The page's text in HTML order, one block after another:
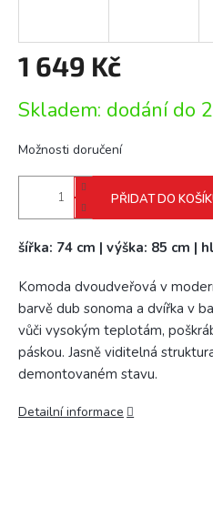
1 649 Kč
cena:
Skladem: dodání do
Možnosti doručení
PŘIDAT DO
šířka: 74 cm | výška: 85 cm |
Komoda dvoudveřová v
barvě dub sonoma a dvířka v
vůči vysokým teplotám,
páskou. Jasně viditelná
demontovaném stavu.
Detailní informace